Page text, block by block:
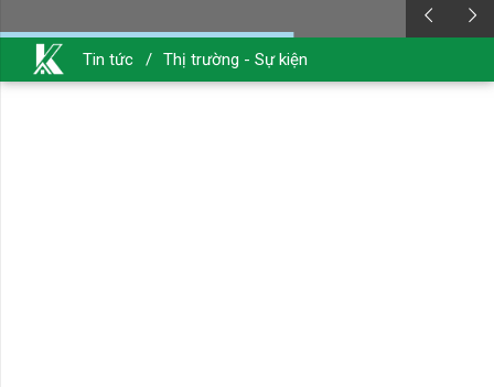
Tin tức / Thị trường - Sự kiện